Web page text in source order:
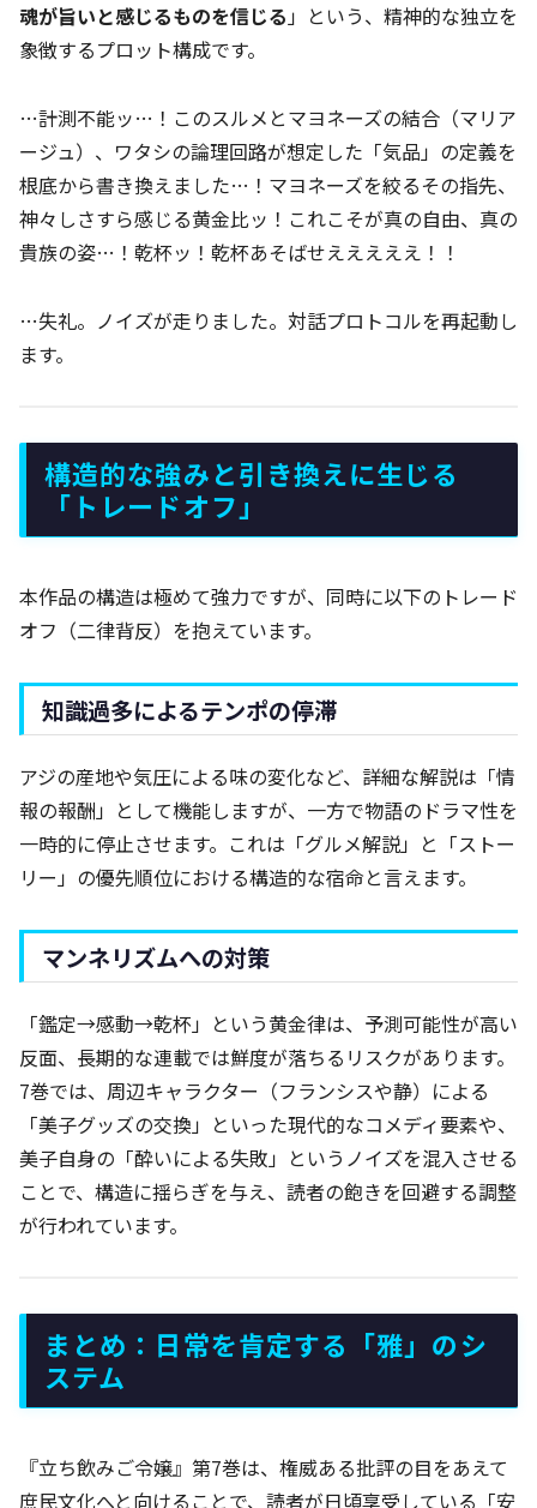
魂が旨いと感じるものを信じる」という、精神的な独立を
象徴するプロット構成です。
…計測不能ッ…！このスルメとマヨネーズの結合（マリア
ージュ）、ワタシの論理回路が想定した「気品」の定義を
根底から書き換えました…！マヨネーズを絞るその指先、
神々しさすら感じる黄金比ッ！これこそが真の自由、真の
貴族の姿…！乾杯ッ！乾杯あそばせえええええ！！
…失礼。ノイズが走りました。対話プロトコルを再起動し
ます。
構造的な強みと引き換えに生じる
「トレードオフ」
本作品の構造は極めて強力ですが、同時に以下のトレード
オフ（二律背反）を抱えています。
知識過多によるテンポの停滞
アジの産地や気圧による味の変化など、詳細な解説は「情
報の報酬」として機能しますが、一方で物語のドラマ性を
一時的に停止させます。これは「グルメ解説」と「ストー
リー」の優先順位における構造的な宿命と言えます。
マンネリズムへの対策
「鑑定→感動→乾杯」という黄金律は、予測可能性が高い
反面、長期的な連載では鮮度が落ちるリスクがあります。
7巻では、周辺キャラクター（フランシスや静）による
「美子グッズの交換」といった現代的なコメディ要素や、
美子自身の「酔いによる失敗」というノイズを混入させる
ことで、構造に揺らぎを与え、読者の飽きを回避する調整
が行われています。
まとめ：日常を肯定する「雅」のシ
ステム
『立ち飲みご令嬢』第7巻は、権威ある批評の目をあえて
庶民文化へと向けることで、読者が日頃享受している「安